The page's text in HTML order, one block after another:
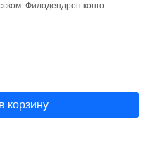
Филодендрон конго
корзину